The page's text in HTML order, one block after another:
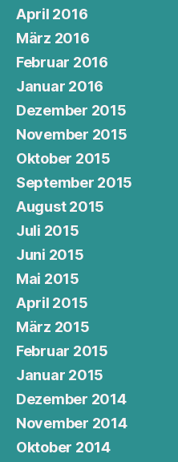
April 2016
März 2016
Februar 2016
Januar 2016
Dezember 2015
November 2015
Oktober 2015
September 2015
August 2015
Juli 2015
Juni 2015
Mai 2015
April 2015
März 2015
Februar 2015
Januar 2015
Dezember 2014
November 2014
Oktober 2014